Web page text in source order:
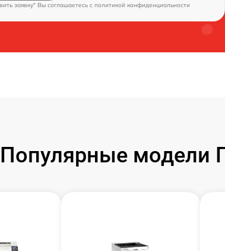
заявку" Вы соглашаетесь c политикой конфиденциальности
Популярные модели